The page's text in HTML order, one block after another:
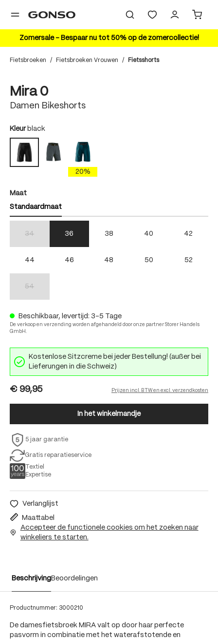
Zomersale – Bespaar nu tot 50% op de zomercollectie!
Fietsbroeken / Fietsbroeken Vrouwen / Fietsshorts
Mira 0
Damen Bikeshorts
Kleurauswählen
black
black graphite torrando teal
20%
Maatauswählen
Standaardmaat
34 36 38 40 42
44 46 48 50 52
54
Beschikbaar, levertijd: 3-5 Tage
De verkoop en verzending worden afgehandeld door onze partner Storer Handels
GmbH.
Kostenlose Sitzcreme bei jeder Bestellung! (außer bei
Lieferungen in die Schweiz)
€ 99,95 Prijzen incl. BTW en excl. verzendkosten
In het winkelmandje
5 jaar garantie
Gratis reparatieservice
Textiel
Expertise
Verlanglijst
Maattabel
Accepteer de functionele cookies om het zoeken naar
winkeliers te starten.
BeschrijvingBeoordelingen
Productnummer: 3000210
De damesfietsbroek MIRA valt op door haar perfecte
pasvorm in combinatie met het waterafstotende en